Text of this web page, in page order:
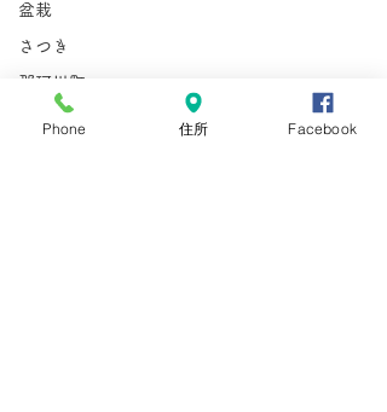
盆栽
さつき
那珂川町
Phone 住所 Facebook